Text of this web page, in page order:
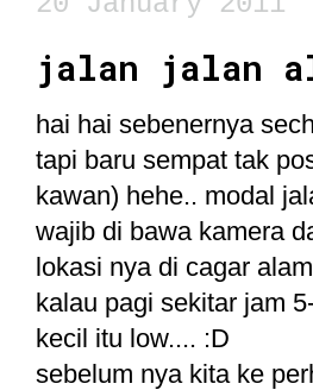
jalan jalan
hai hai sebenernya
tapi baru sempat tak
kawan) hehe.. modal
wajib di bawa kamera
lokasi nya di cagar
kalau pagi sekitar jam
kecil itu low.... :D
sebelum nya kita ke